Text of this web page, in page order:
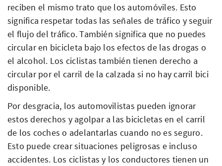
reciben el mismo trato que los automóviles. Esto
significa respetar todas las señales de tráfico y seguir
el flujo del tráfico. También significa que no puedes
circular en bicicleta bajo los efectos de las drogas o
el alcohol. Los ciclistas también tienen derecho a
circular por el carril de la calzada si no hay carril bici
disponible.
Por desgracia, los automovilistas pueden ignorar
estos derechos y agolpar a las bicicletas en el carril
de los coches o adelantarlas cuando no es seguro.
Esto puede crear situaciones peligrosas e incluso
accidentes. Los ciclistas y los conductores tienen un